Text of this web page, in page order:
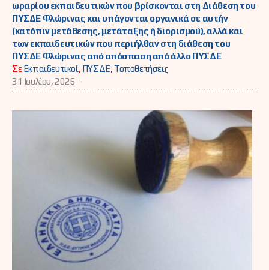
ωραρίου εκπαιδευτικών που βρίσκονται στη Διάθεση του
ΠΥΣΔΕ Φλώρινας και υπάγονται οργανικά σε αυτήν
(κατόπιν μετάθεσης, μετάταξης ή διορισμού), αλλά και
των εκπαιδευτικών που περιήλθαν στη διάθεση του
ΠΥΣΔΕ Φλώρινας από απόσπαση από άλλο ΠΥΣΔΕ
ΣεΕκπαιδευτικοί, ΠΥΣΔΕ, Τοποθετήσεις
31 Ιουλίου, 2026 -